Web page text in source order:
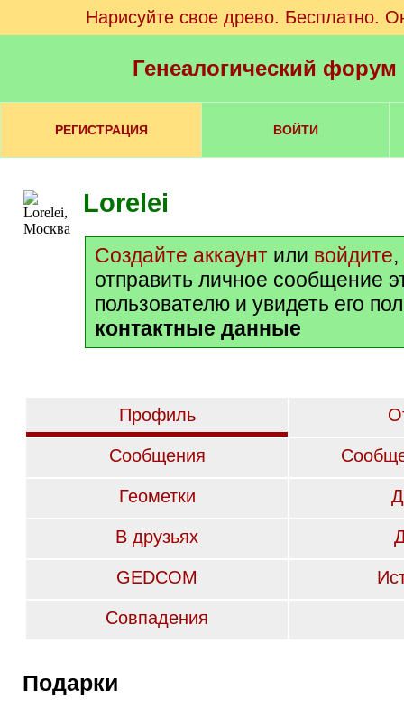
Нарисуйте свое древо. Бесплатно.
Генеалогический
РЕГИСТРАЦИЯ ВОЙТИ
Lorelei
Создайте аккаунт или войдите
отправить личное сообщение
пользователю и увидеть его
контактные данные
Профиль
Сообщения
Геометки
В друзьях
GEDCOM
Совпадения
Подарки